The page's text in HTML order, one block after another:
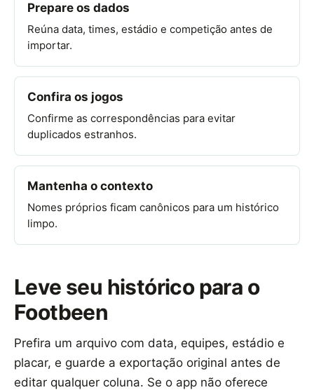
Prepare os dados
Reúna data, times, estádio e competição antes de
importar.
Confira os jogos
Confirme as correspondências para evitar
duplicados estranhos.
Mantenha o contexto
Nomes próprios ficam canônicos para um histórico
limpo.
Leve seu histórico para o
Footbeen
Prefira um arquivo com data, equipes, estádio e
placar, e guarde a exportação original antes de
editar qualquer coluna. Se o app não oferece